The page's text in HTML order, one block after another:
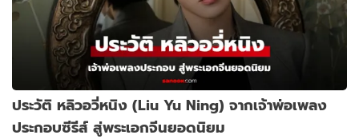
ประวัติ หลิวอวี่หนิง (Liu Yu Ning) จากเจ้าพ่อเพลง
ประกอบซีรีส์ สู่พระเอกจีนยอดนิยม